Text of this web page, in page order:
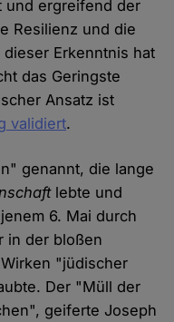
und ergreifend der
Resilienz und die
Erkenntnis hat
das Geringste
Ansatz ist
validiert.
genannt, die lange
lebte und
6. Mai durch
in der bloßen
"jüdischer
Der "Müll der
geiferte Joseph